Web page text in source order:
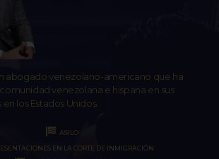
abogado venezolano-americano que ha
venezolana e hispana en sus
los Estados Unidos.
ASILO
EN LA CORTE DE INMIGRACIÓN